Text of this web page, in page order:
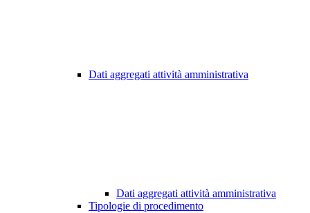
Dati aggregati attività amministrativa
Dati aggregati attività amministrativa
Tipologie di procedimento